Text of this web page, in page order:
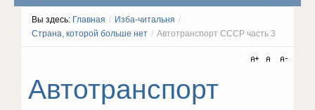
Вы здесь: Главная / Изба-читальня /
Страна, которой больше нет / Автотранспорт СССР часть 3
Автотранспорт